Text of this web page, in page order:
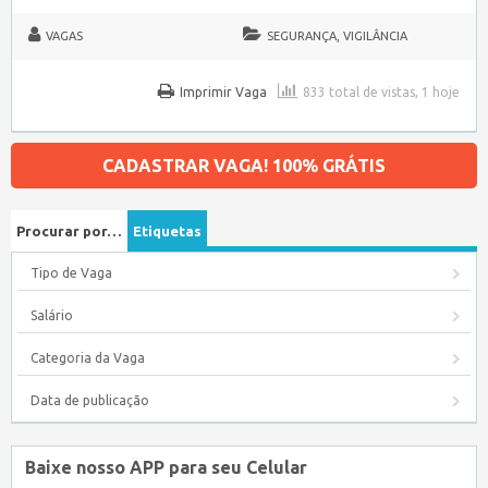
VAGAS SEGURANÇA, VIGILÂNCIA
833 total de vistas, 1 hoje
Imprimir Vaga
CADASTRAR VAGA! 100% GRÁTIS
Procurar por… Etiquetas
Tipo de Vaga
Salário
Categoria da Vaga
Data de publicação
Baixe nosso APP para seu Celular